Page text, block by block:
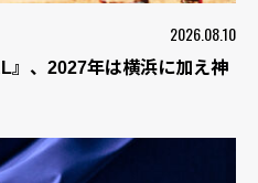
2026.08.10
』、2027年は横浜に加え神